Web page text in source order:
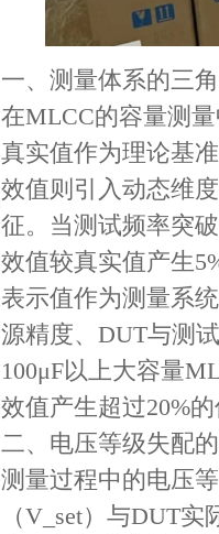
一、测量体系的三
在MLCC的容量测
真实值作为理论基
效值则引入动态维
征。当测试频率突
效值较真实值产生
表示值作为测量系
源精度、DUT与测
100μF以上大容量
效值产生超过20%
二、电压等级失配
测量过程中的电压
（V_set）与DUT